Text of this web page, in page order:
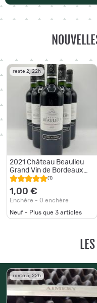
reste 2j 22h
2021 Château Beaulieu
Grand Vin de Bordeaux
Cuvée Arthur - 1€ - Sans
Prix Réserve - 6 -
Bouteilles
(1)
1,00 €
Enchère - 0 enchère
Neuf - Plus que 3 articles
reste 5j 22h